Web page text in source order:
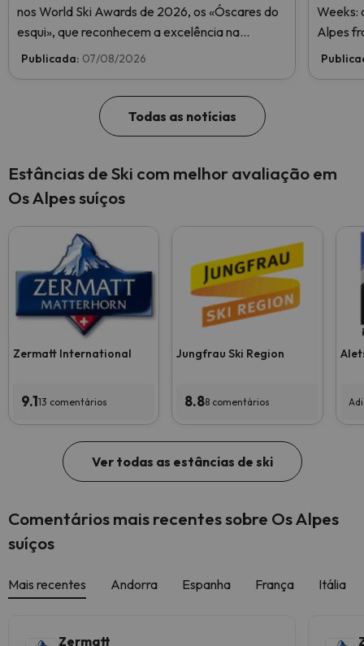
nos World Ski Awards de 2026, os «Óscares do
esqui», que reconhecem a excelência na
indústria do esqui. Vote agora e ajude-nos a
Publicada: 07/08/2026
Weeks:
Alpes
Todas as notícias
Estâncias de Ski com melhor avaliação em
Os Alpes suíços
Zermatt International
9.113 comentários
Jungfrau Ski Region
8.88 comentários
Ver todas as estâncias de ski
Comentários mais recentes sobre Os Alpes
suíços
Mais recentes Andorra Espanha França Itália
Zermatt